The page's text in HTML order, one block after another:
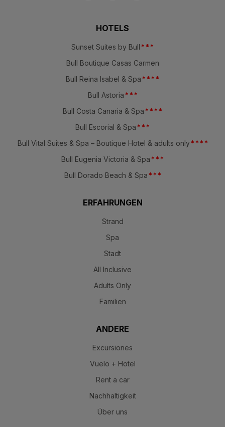
HOTELS
Sunset Suites by Bull * * *
Bull Boutique Casas Carmen
Bull Reina Isabel & Spa * * * *
Bull Astoria * * *
Bull Costa Canaria & Spa * * * *
Bull Escorial & Spa * * *
Bull Vital Suites & Spa – Boutique Hotel & adults only * * * *
Bull Eugenia Victoria & Spa * * *
Bull Dorado Beach & Spa * * *
ERFAHRUNGEN
Strand
Spa
Stadt
All Inclusive
Adults Only
Familien
ANDERE
Excursiones
Vuelo + Hotel
Rent a car
Nachhaltigkeit
Über uns